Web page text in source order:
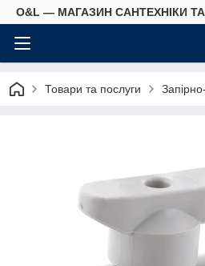
O&L — МАГАЗИН САНТЕХНІКИ
Товари та послуги